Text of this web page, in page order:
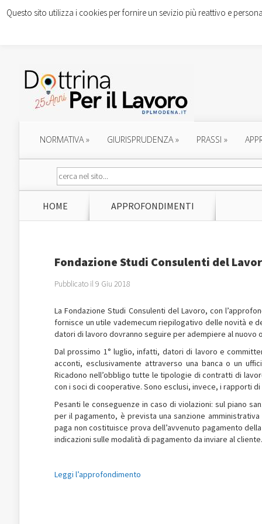
NORMATIVA» GIURISPRUDENZA» PRASSI »
HOME APPROFONDIMENTI
Fondazione Studi Consulenti del
Pubblicato il 9 Giu 2018
La Fondazione Studi Consulenti del Lavoro, con
fornisce un utile vademecum riepilogativo delle novità e
datori di lavoro dovranno seguire per adempiere al
Dal prossimo 1° luglio, infatti, datori di lavoro e
acconti, esclusivamente attraverso una banca o un
Ricadono nell’obbligo tutte le tipologie di contratti di
con i soci di cooperative. Sono esclusi, invece, i rapporti
Pesanti le conseguenze in caso di violazioni: sul piano
per il pagamento, è prevista una sanzione
paga non costituisce prova dell’avvenuto pagamento
indicazioni sulle modalità di pagamento da inviare al cliente.
Leggi l’approfondimento
Questo sito utilizza i cookies per fornire un sevizio più reattivo e